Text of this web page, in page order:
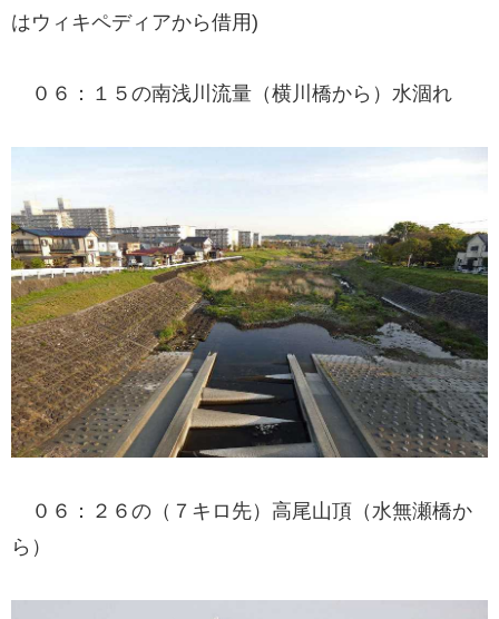
はウィキペディアから借用)
０６：１５の南浅川流量（横川橋から）水涸れ
０６：２６の（７キロ先）高尾山頂（水無瀬橋か
ら）